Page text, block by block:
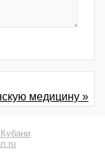
медицину »